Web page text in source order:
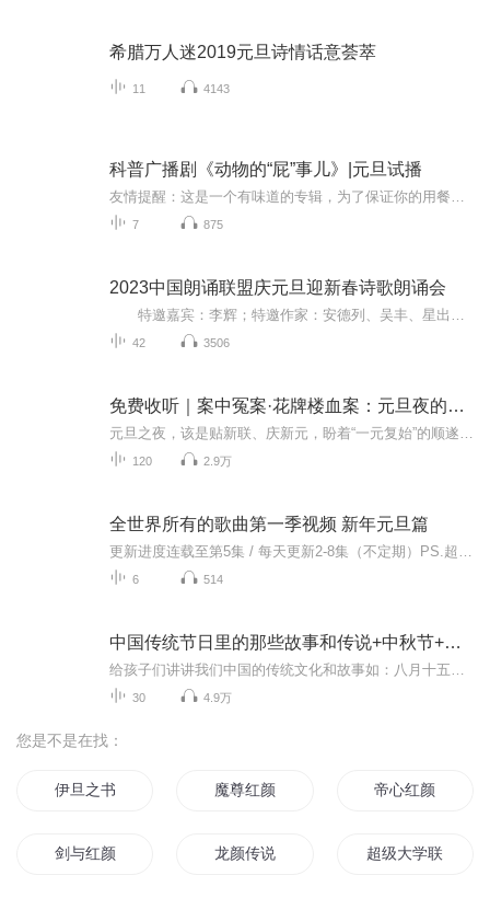
希腊万人迷2019元旦诗情话意荟萃
11 4143
科普广播剧《动物的“屁”事儿》|元旦试播
7 875
2023中国朗诵联盟庆元旦迎新春诗歌朗诵会
42 3506
免费收听｜案中冤案·花牌楼血案：元旦夜的沉冤与昭雪
120 2.9万
全世界所有的歌曲第一季视频 新年元旦篇
6 514
中国传统节日里的那些故事和传说+中秋节+元旦春节等
30 4.9万
您是不是在找：
伊旦之书 魔尊红颜 帝心红颜
剑与红颜 龙颜传说 超级大学联合体